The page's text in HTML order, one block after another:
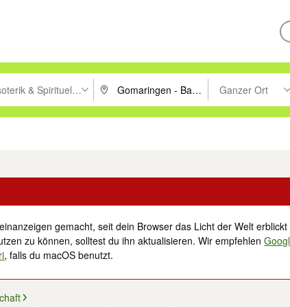
zu suchen, oder Vorschläge mit den Pfeiltasten nach oben/
& Spirituelles PLZ oder Ort eingeben. Eingabetaste
Ganzer Ort
Suche im
gemacht, seit dein Browser das Licht der Welt
zu können, solltest du ihn aktualisieren. Wir empfehlen
, falls du macOS benutzt.